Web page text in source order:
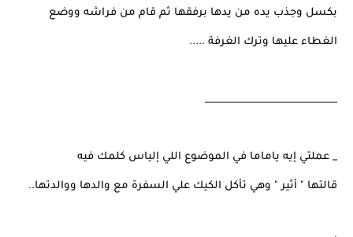
بكسل وجذب يده من يدها برفقها ثم قام من فراشه ووضع
الغطاء عليها وترك الغرفة .....
____________________________
_ عملتي إيه ياماما في الموضوع اللي إلياس كلمك فيه
قالتها " أثير " وهي تأكل الكيك علي السفرة مع والدها ووالدتها..